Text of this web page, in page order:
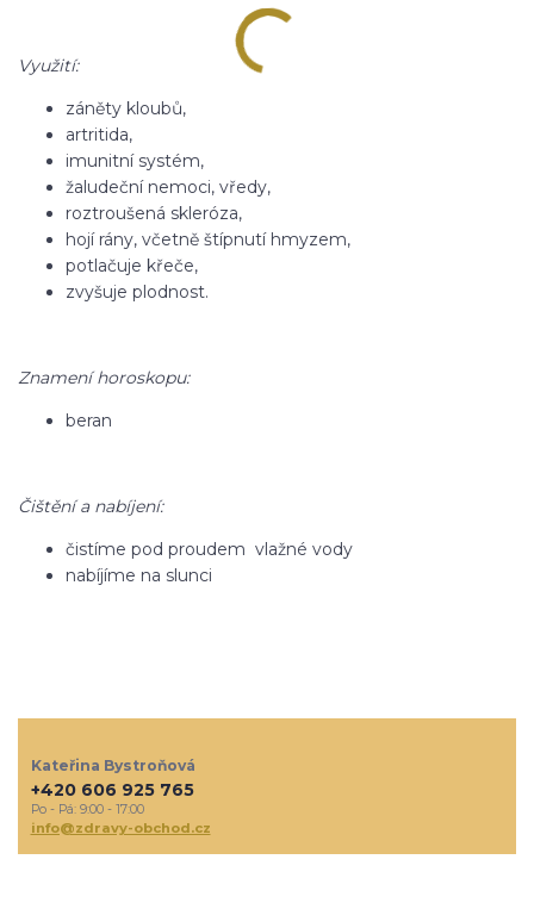
Využití:
záněty kloubů,
artritida,
imunitní systém,
žaludeční nemoci, vředy,
roztroušená skleróza,
hojí rány, včetně štípnutí hmyzem,
potlačuje křeče,
zvyšuje plodnost.
Znamení horoskopu:
beran
Čištění a nabíjení:
čistíme pod proudem vlažné vody
nabíjíme na slunci
Kateřina Bystroňová
+420 606 925 765
Po - Pá: 9:00 - 17:00
info@zdravy-obchod.cz